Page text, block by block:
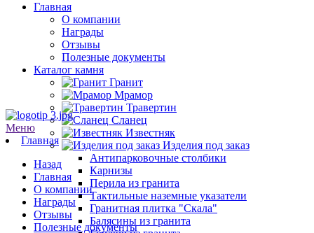
Главная
О компании
Награды
Отзывы
Полезные документы
Каталог камня
Гранит
Мрамор
Травертин
Сланец
Известняк
Изделия под заказ
Антипарковочные столбики
Карнизы
Перила из гранита
Тактильные наземные указатели
Гранитная плитка "Скала"
Балясины из гранита
Меню
Главная
Назад
Главная
О компании
Награды
Отзывы
Полезные документы